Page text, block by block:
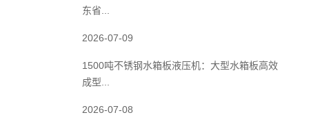
东省...
2026-07-09
1500吨不锈钢水箱板液压机：大型水箱板高效
成型...
2026-07-08